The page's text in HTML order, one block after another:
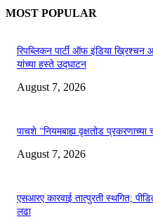
MOST POPULAR
रिपब्लिकन पार्टी ऑफ इंडिया
यांच्या हस्ते उद्घाटन
August 7, 2026
पाचशे “नियमबाह्य वृक्षतोड
August 7, 2026
एसआरए कारवाई तात्पुरती स्थगित;
लढा